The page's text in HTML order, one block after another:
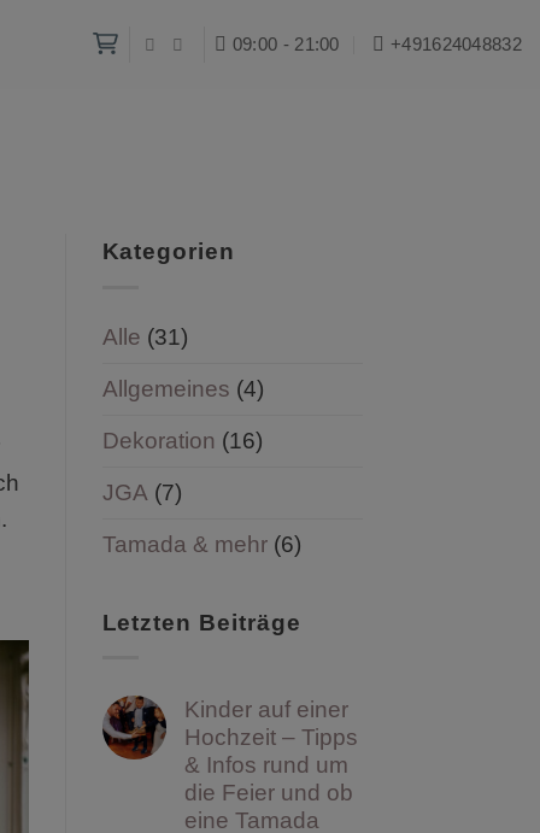
09:00 - 21:00 +491624048832‬
Kategorien
Alle (31)
Allgemeines (4)
Dekoration (16)
JGA (7)
Tamada & mehr(6)
Letzten Beiträge
Kinder auf einer
Hochzeit – Tipps
& Infos rund um
die Feier und ob
eine Tamada